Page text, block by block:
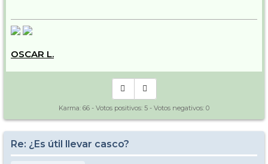
OSCAR L.
Karma: 66 - Votos positivos: 5 - Votos negativos: 0
Re: ¿Es útil llevar casco?